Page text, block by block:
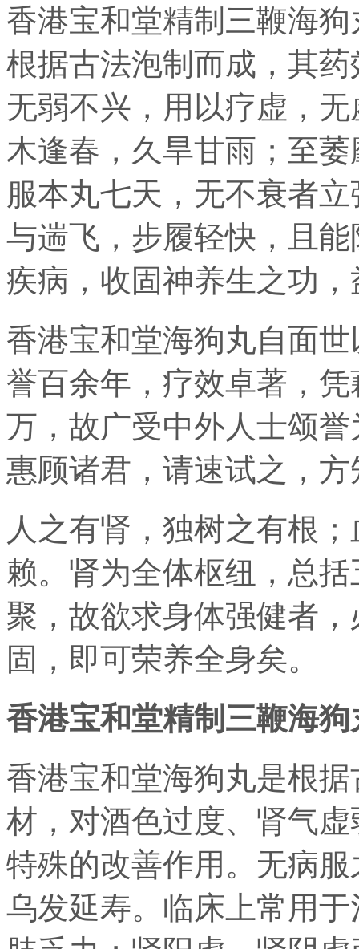
香港宝和堂精制三鞭海
根据古法泡制而成，其
无弱不兴，用以疗虚，
木逢春，久旱甘雨；至
服本丸七天，无不衰者
与遄飞，步履轻快，且
疾病，收固神养生之功
香港宝和堂海狗丸自面
誉百余年，疗效卓著，
万，故广受中外人士颂
惠顾诸君，请速试之，
人之有肾，独树之有根
赖。肾为全体枢纽，总
聚，故欲求身体强健者
固，即可荣养全身矣。
香港宝和堂精制三鞭海
香港宝和堂海狗丸是根
材，对酒色过度、肾气
特殊的改善作用。无病
乌发延寿。临床上常用